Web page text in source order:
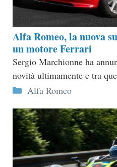
Alfa Romeo, la nuova
un motore Ferrari
Sergio Marchionne ha
novità ultimamente e tra
Categorie
Alfa Romeo